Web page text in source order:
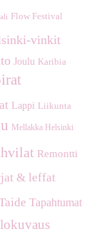
Flow Festival
vinkit
Joulu Karibia
Lappi Liikunta
Mellakka Helsinki
Remontti
& leffat
Tapahtumat